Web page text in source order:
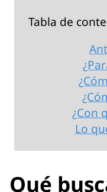
Tabla de
¿Con
Lo
Qué